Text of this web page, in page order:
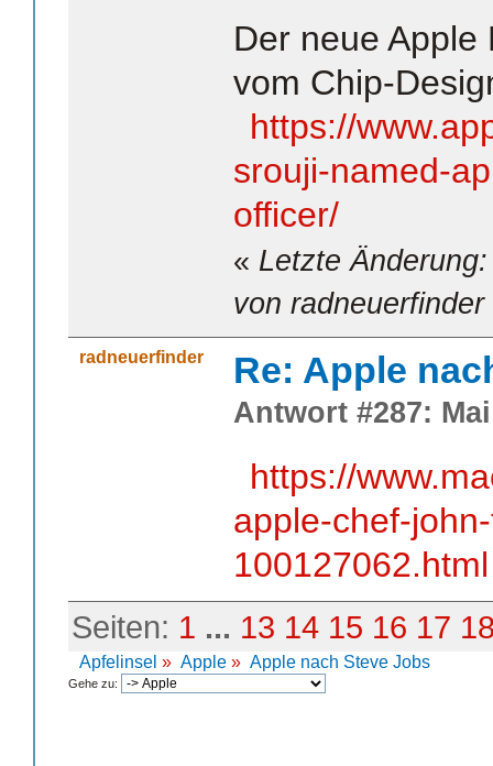
Der neue
vom Chip-
https://
srouji-named-
officer/
« Letzte
von radneuerfinder
radneuerfinder Re: Apple
Antwort #287:
https://
apple-chef-
100127062.html
Seiten: 1 ... 13 14 15 16 17
Apfelinsel » Apple » Apple nach Steve Jobs
Gehe zu: